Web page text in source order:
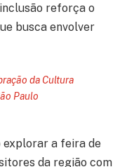
reforça o
busca envolver
da Cultura
Paulo
explorar a feira de
da região com